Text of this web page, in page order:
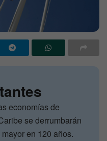
economías de
se derrumbarán
en 120 años.